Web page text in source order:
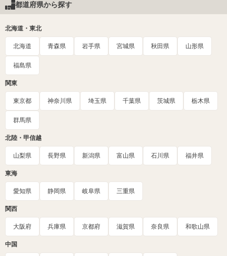
都道府県から探す
北海道・東北
北海道 青森県 岩手県 宮城県 秋田県 山形県
福島県
関東
東京都 神奈川県 埼玉県 千葉県 茨城県 栃木県
群馬県
北陸・甲信越
山梨県 長野県 新潟県 富山県 石川県 福井県
東海
愛知県 静岡県 岐阜県 三重県
関西
大阪府 兵庫県 京都府 滋賀県 奈良県 和歌山県
中国